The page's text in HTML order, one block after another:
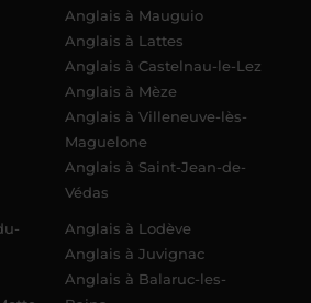
Anglais à Mauguio
Anglais à Lattes
Anglais à Castelnau-le-Lez
Anglais à Mèze
Anglais à Villeneuve-lès-
Maguelone
Anglais à Saint-Jean-de-
Védas
Anglais à Lodève
Anglais à Juvignac
Anglais à Balaruc-les-